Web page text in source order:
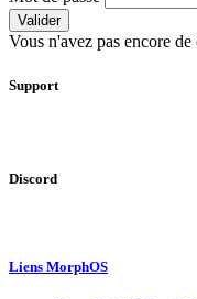
Valider
Vous n'avez pas encore
Support
Discord
Liens MorphOS